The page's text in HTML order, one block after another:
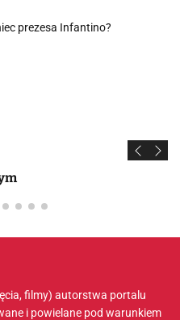
prezesa Infantino?
filmy) autorstwa portalu
i powielane pod warunkiem